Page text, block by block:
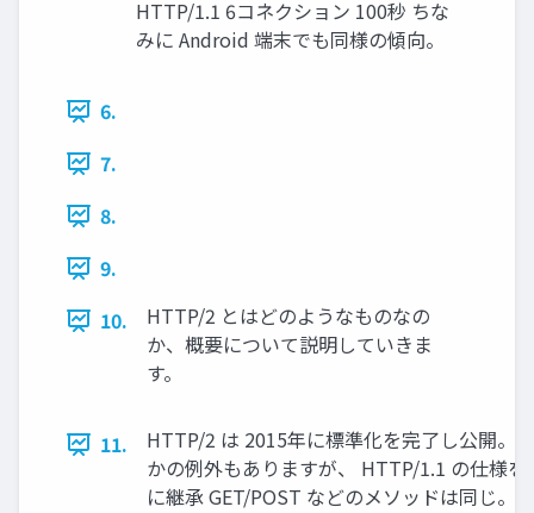
HTTP/1.1 6コネクション 100秒 ちな
みに Android 端末でも同様の傾向。
6.
7.
8.
9.
10.
HTTP/2 とはどのようなものなの
か、概要について説明していきま
す。
11.
HTTP/2 は 2015年に標準化を完了し公開。
かの例外もありますが、 HTTP/1.1 の仕様を
に継承 GET/POST などのメソッドは同じ。